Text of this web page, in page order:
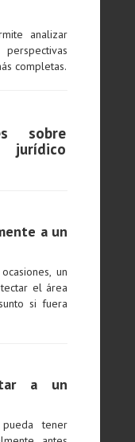
analizar
completas.
sobre
a un
un
el área
si fuera
a un
tener